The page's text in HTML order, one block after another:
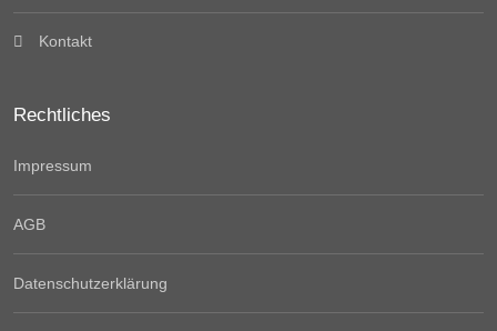
Kontakt
Rechtliches
Impressum
AGB
Datenschutzerklärung